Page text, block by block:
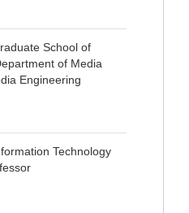
School of
of Media
Engineering
Technology